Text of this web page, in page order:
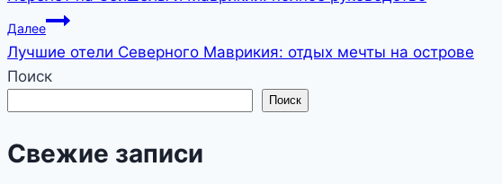
по
записям
Далее
Лучшие отели Северного Маврикия: отдых мечты на острове
Поиск
Поиск
Свежие записи